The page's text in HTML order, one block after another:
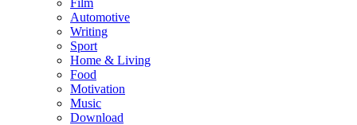
Film
Automotive
Writing
Sport
Home & Living
Food
Motivation
Music
Download